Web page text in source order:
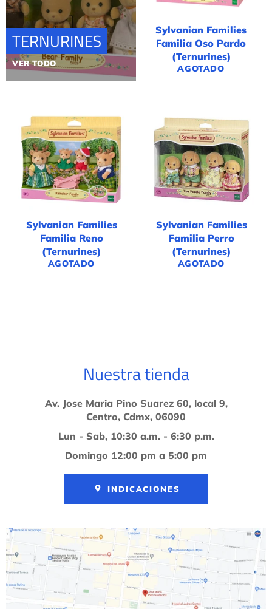
TERNURINES
VER TODO
Sylvanian Families
Familia Oso Pardo
(Ternurines)
AGOTADO
Sylvanian Families
Familia Reno
(Ternurines)
AGOTADO
Sylvanian Families
Familia Perro
(Ternurines)
AGOTADO
Nuestra tienda
Av. Jose Maria Pino Suarez 60, local 9,
Centro, Cdmx, 06090
Lun - Sab, 10:30 a.m. - 6:30 p.m.
Domingo 12:00 pm a 5:00 pm
INDICACIONES